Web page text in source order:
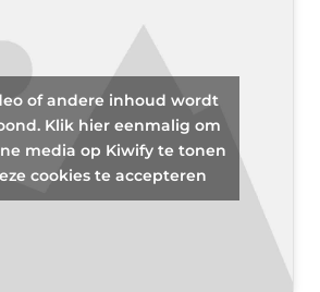
of andere inhoud wordt
Klik hier eenmalig om
media op Kiwify te tonen
cookies te accepteren